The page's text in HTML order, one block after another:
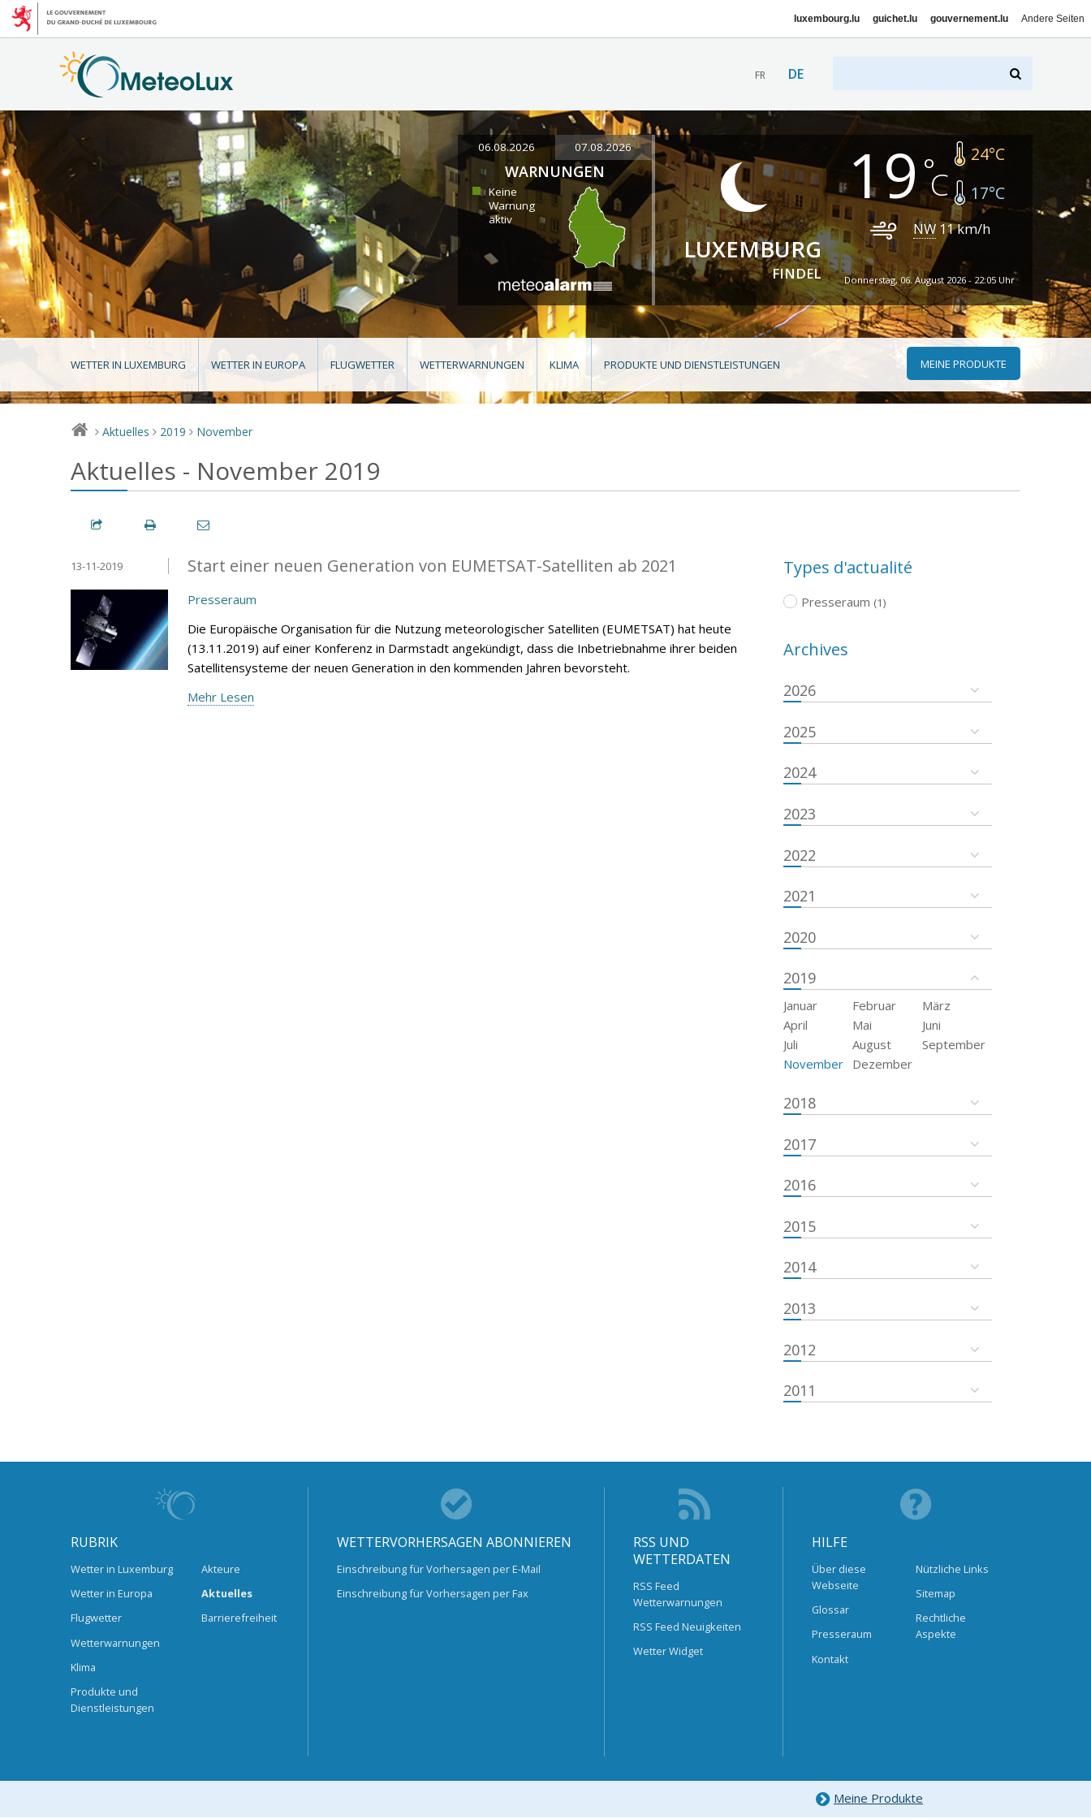
luxembourg.lu guichet.lu gouvernement.lu Andere Seiten
FR DE
06.08.2026 07.08.2026
WARNUNGEN
Keine
Warnung
aktiv
LUXEMBURG
FINDEL
19 24°C
17°C
NW 11km/h
Donnerstag, 06. August 2026 - 22:05 Uhr
WETTER IN LUXEMBURG WETTER IN EUROPA FLUGWETTER WETTERWARNUNGEN KLIMA PRODUKTE UND DIENSTLEISTUNGEN MEINE PRODUKTE
> Aktuelles > 2019 > November
Aktuelles - November 2019
Start einer neuen Generation von EUMETSAT-Satelliten ab 2021
13-11-2019
Presseraum
Die Europäische Organisation für die Nutzung meteorologischer Satelliten (EUMETSAT) hat heute
(13.11.2019) auf einer Konferenz in Darmstadt angekündigt, dass die Inbetriebnahme ihrer beiden
Satellitensysteme der neuen Generation in den kommenden Jahren bevorsteht.
Mehr Lesen
Types d'actualité
Presseraum (1)
Archives
2026
2025
2024
2023
2022
2021
2020
2019
Januar Februar
März
April
Mai
Juni
Juli
August
September
November
Dezember
2018
2017
2016
2015
2014
2013
2012
2011
RUBRIK
Wetter in Luxemburg
Wetter in Europa
Flugwetter
Wetterwarnungen
Klima
Produkte und
Dienstleistungen
Akteure
Aktuelles
Barrierefreiheit
WETTERVORHERSAGEN ABONNIEREN
Einschreibung für Vorhersagen per E-Mail
Einschreibung für Vorhersagen per Fax
RSS UND
WETTERDATEN
RSS Feed
Wetterwarnungen
RSS Feed Neuigkeiten
Wetter Widget
HILFE
Über diese
Webseite
Glossar
Presseraum
Kontakt
Nützliche Links
Sitemap
Rechtliche
Aspekte
Meine Produkte